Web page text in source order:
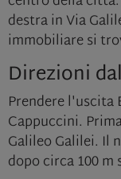
destra in Via
immobiliare si
Direzioni
Prendere l'uscita
Cappuccini.
Galileo Galilei. Il
dopo circa 100 m